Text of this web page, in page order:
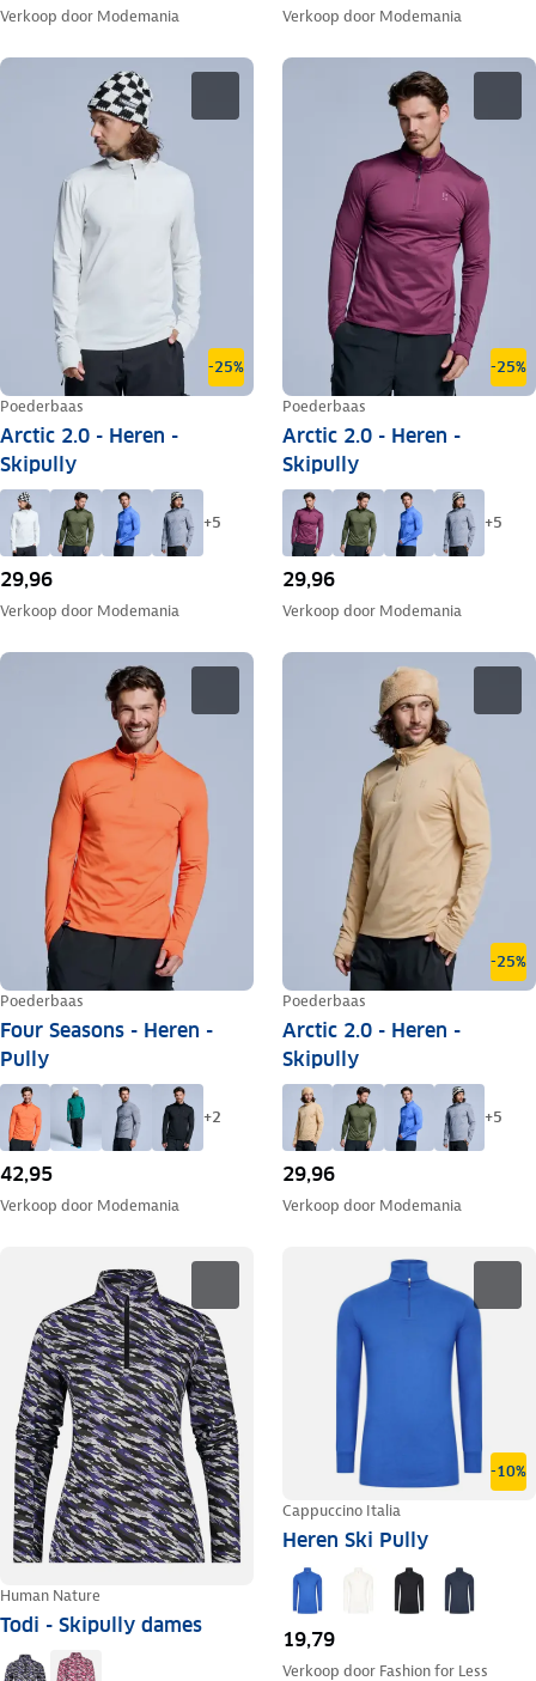
Verkoop door Modemania Verkoop door Modemania
-25%
Poederbaas
Arctic 2.0 - Heren -
Skipully
+5
29,96
Verkoop door Modemania
-25%
Poederbaas
Arctic 2.0 - Heren -
Skipully
+5
29,96
Verkoop door Modemania
Poederbaas
Four Seasons - Heren -
Pully
+2
42,95
Verkoop door Modemania
-25%
Poederbaas
Arctic 2.0 - Heren -
Skipully
+5
29,96
Verkoop door Modemania
Human Nature
Todi - Skipully dames
-10%
Cappuccino Italia
Heren Ski Pully
19,79
Verkoop door Fashion for Less